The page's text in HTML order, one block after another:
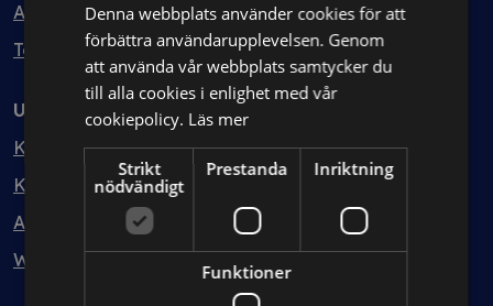
Avtalshantering
Testa kostnadsfritt
Utbildning
Kurser
Kurspaket
Abonnemang
Webbinarium
Denna webbplats använder cookies för att
förbättra användarupplevelsen. Genom
att använda vår webbplats samtycker du
till alla cookies i enlighet med vår
cookiepolicy. Läs mer
Strikt
nödvändigt
Prestanda Inriktning
Funktioner